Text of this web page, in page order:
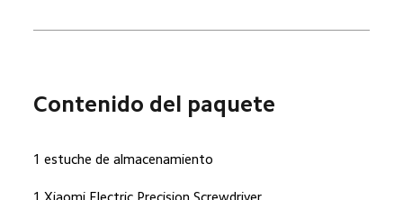
Contenido del paquete
1 estuche de almacenamiento
1 Xiaomi Electric Precision Screwdriver